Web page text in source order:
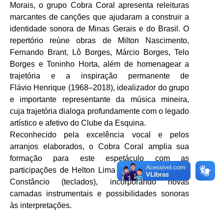
Morais, o grupo Cobra Coral apresenta releituras
marcantes de canções que ajudaram a construir a
identidade sonora de Minas Gerais e do Brasil. O
repertório reúne obras de Milton Nascimento,
Fernando Brant, Lô Borges, Márcio Borges, Telo
Borges e Toninho Horta, além de homenagear a
trajetória e a inspiração permanente de
Flávio Henrique (1968–2018), idealizador do grupo
e importante representante da música mineira,
cuja trajetória dialoga profundamente com o legado
artístico e afetivo do Clube da Esquina.
Reconhecido pela excelência vocal e pelos
arranjos elaborados, o Cobra Coral amplia sua
formação para este espetáculo com as
participações de Helton Lima (bateria) e Luadson
Constâncio (teclados), incorporando novas
camadas instrumentais e possibilidades sonoras
às interpretações.